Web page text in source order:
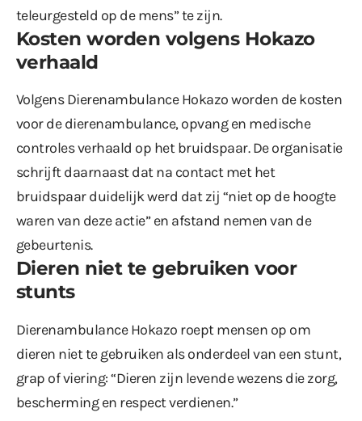
teleurgesteld op de mens” te zijn.
Kosten worden volgens Hokazo
verhaald
Volgens Dierenambulance Hokazo worden de kosten
voor de dierenambulance, opvang en medische
controles verhaald op het bruidspaar. De organisatie
schrijft daarnaast dat na contact met het
bruidspaar duidelijk werd dat zij “niet op de hoogte
waren van deze actie” en afstand nemen van de
gebeurtenis.
Dieren niet te gebruiken voor
stunts
Dierenambulance Hokazo roept mensen op om
dieren niet te gebruiken als onderdeel van een stunt,
grap of viering: “Dieren zijn levende wezens die zorg,
bescherming en respect verdienen.”